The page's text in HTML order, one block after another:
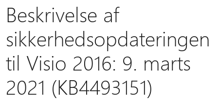
Beskrivelse af
sikkerhedsopdateringen
til Visio 2016: 9. marts
2021 (KB4493151)